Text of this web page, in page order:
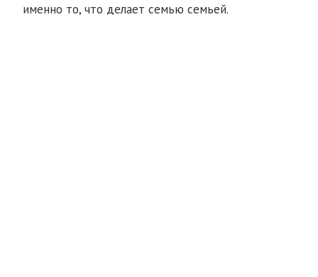
именно то, что делает семью семьей.